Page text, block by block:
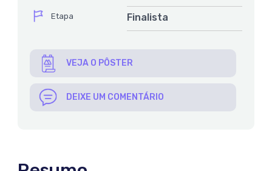
íconeEtapa Finalista
VEJA O PÔSTER
DEIXE UM COMENTÁRIO